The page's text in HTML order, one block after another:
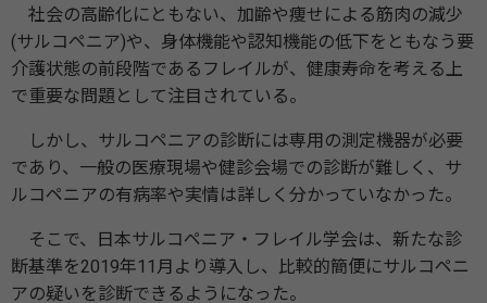
社会の高齢化にともない、加齢や痩せによる筋肉の減少
(サルコペニア)や、身体機能や認知機能の低下をともなう要
介護状態の前段階であるフレイルが、健康寿命を考える上
で重要な問題として注目されている。
しかし、サルコペニアの診断には専用の測定機器が必要
であり、一般の医療現場や健診会場での診断が難しく、サ
ルコペニアの有病率や実情は詳しく分かっていなかった。
そこで、日本サルコペニア・フレイル学会は、新たな診
断基準を2019年11月より導入し、比較的簡便にサルコペニ
アの疑いを診断できるようになった。